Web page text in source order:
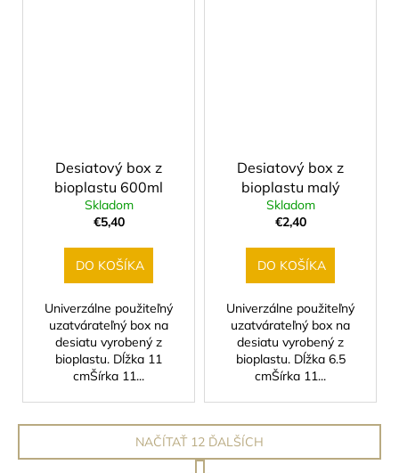
Desiatový box z
bioplastu 600ml
Skladom
€5,40
DO KOŠÍKA
Univerzálne použiteľný
uzatvárateľný box na
desiatu vyrobený z
bioplastu. Dĺžka 11
cmŠírka 11...
Desiatový box z
bioplastu malý
Skladom
€2,40
DO KOŠÍKA
Univerzálne použiteľný
uzatvárateľný box na
desiatu vyrobený z
bioplastu. Dĺžka 6.5
cmŠírka 11...
NAČÍTAŤ 12 ĎALŠÍCH
S